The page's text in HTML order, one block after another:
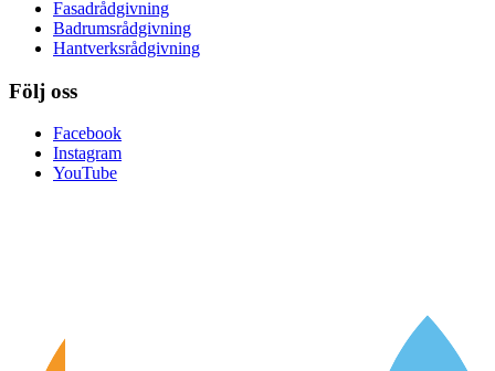
Fasadrådgivning
Badrumsrådgivning
Hantverksrådgivning
Följ oss
Facebook
Instagram
YouTube